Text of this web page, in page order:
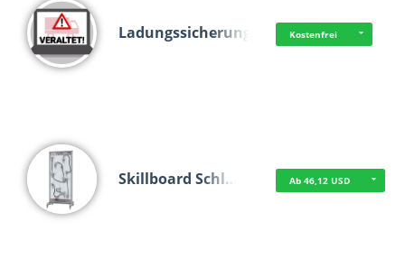
Ladungssicherung Kostenfrei
Skillboard Schl… Ab 46,12 USD